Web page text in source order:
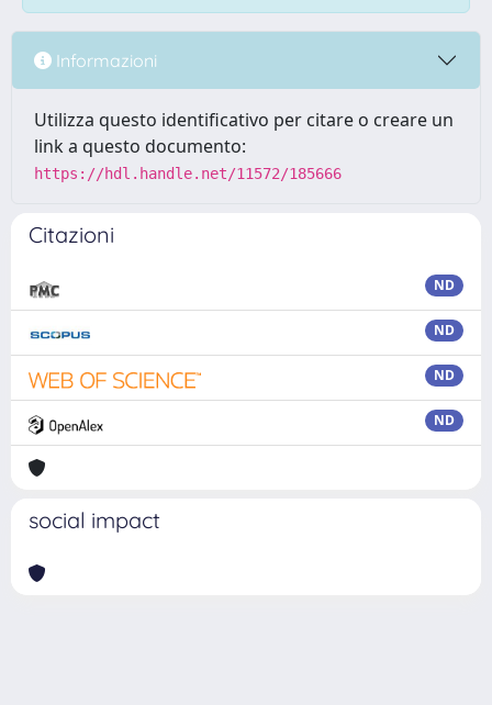
Informazioni
Utilizza questo identificativo per citare o creare un
link a questo documento:
https://hdl.handle.net/11572/185666
Citazioni
ND
ND
ND
ND
social impact